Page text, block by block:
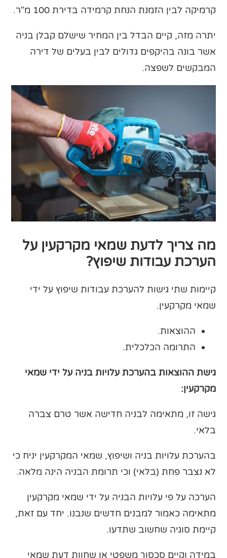
קרמיקה לבין הזמנת הנחת קרמידה בדירת 100 מ"ר.
יתרה מזה, קיים הבדל בין המחיר שישלם קבלן בניה
אשר בונה בהיקפים גדולים לבין בעלים של דירה
המבקשים לשפצה.
מה צריך לדעת שמאי מקרקעין על
הערכת עבודות שיפוץ?
קיימות שתי גישות להערכת עבודות שיפוץ על ידי
שמאי מקרקעין.
ההוצאות.
התרומה הכלכלית.
גישת ההוצאות בהערכת עלויות בניה על ידי שמאי
מקרקעין:
גישה זו, מתאימה לבניה חדישה אשר טרם צברה
בלאי.
בהערכת עלויות בניה ושיפוץ, שמאי המקרקעין יניח כי
לא נצבר פחת (בלאי) וכי תרומת הבניה הינה מלאה.
הערכה על פי עלויות הבניה על ידי שמאי מקרקעין
מתאימה כאמור למבנים חדשים שנבנו. יחד עם זאת,
קיימת סוגיה שחשוב שתדעו.
במידה וקיים סכסוך משפטי או שחוות דעת שמאי